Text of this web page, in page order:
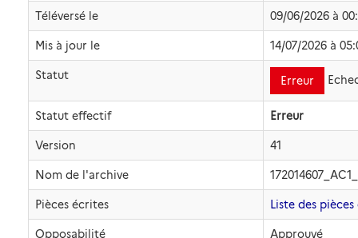
Téléversé le 09/06/2026 à
Mis à jour le 14/07/2026 à
Statut Erreur
Statut effectif Erreur
Version 41
Nom de l'archive
Pièces écrites Liste des
Opposabilité Approuvé